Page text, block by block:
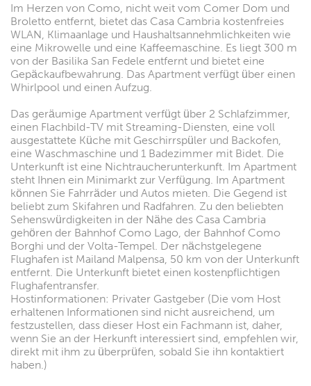
Im Herzen von Como, nicht weit vom Comer Dom und
Broletto entfernt, bietet das Casa Cambria kostenfreies
WLAN, Klimaanlage und Haushaltsannehmlichkeiten wie
eine Mikrowelle und eine Kaffeemaschine. Es liegt 300 m
von der Basilika San Fedele entfernt und bietet eine
Gepäckaufbewahrung. Das Apartment verfügt über einen
Whirlpool und einen Aufzug.
Das geräumige Apartment verfügt über 2 Schlafzimmer,
einen Flachbild-TV mit Streaming-Diensten, eine voll
ausgestattete Küche mit Geschirrspüler und Backofen,
eine Waschmaschine und 1 Badezimmer mit Bidet. Die
Unterkunft ist eine Nichtraucherunterkunft. Im Apartment
steht Ihnen ein Minimarkt zur Verfügung. Im Apartment
können Sie Fahrräder und Autos mieten. Die Gegend ist
beliebt zum Skifahren und Radfahren. Zu den beliebten
Sehenswürdigkeiten in der Nähe des Casa Cambria
gehören der Bahnhof Como Lago, der Bahnhof Como
Borghi und der Volta-Tempel. Der nächstgelegene
Flughafen ist Mailand Malpensa, 50 km von der Unterkunft
entfernt. Die Unterkunft bietet einen kostenpflichtigen
Flughafentransfer.
Hostinformationen: Privater Gastgeber (Die vom Host
erhaltenen Informationen sind nicht ausreichend, um
festzustellen, dass dieser Host ein Fachmann ist, daher,
wenn Sie an der Herkunft interessiert sind, empfehlen wir,
direkt mit ihm zu überprüfen, sobald Sie ihn kontaktiert
haben.)